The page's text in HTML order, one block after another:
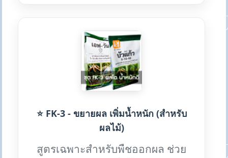
⭐ FK-3 - ขยายผล เพิ่มน้ำหนัก (สำหรับ
ผลไม้)
สูตรเฉพาะสำหรับพืชออกผล ช่วย